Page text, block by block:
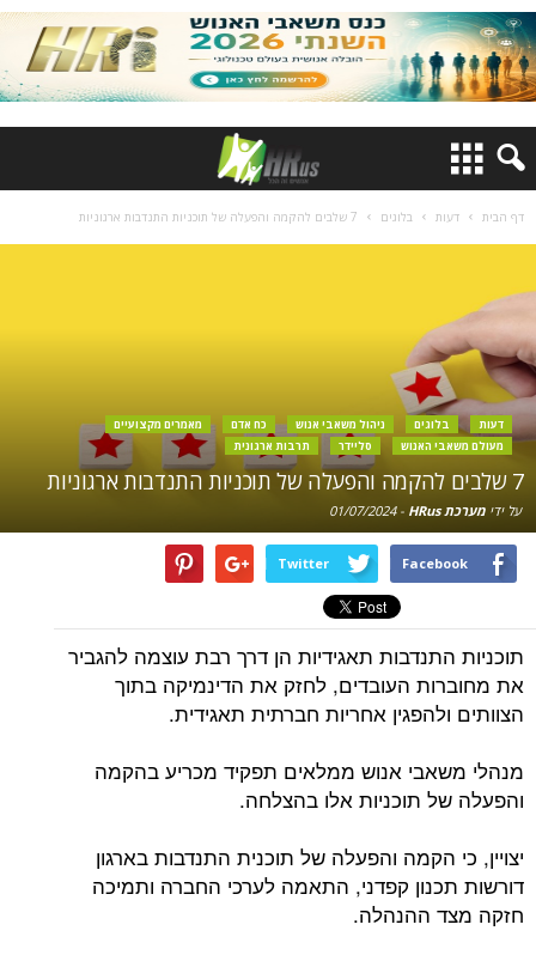
דף הבית דעות בלוגים 7 שלבים להקמה והפעלה של תוכניות התנדבות ארגוניות
דעות בלוגים ניהול משאבי אנוש כח אדם
מאמרים מקצועיים
מעולם משאבי האנוש
סליידר תרבות ארגונית
7 שלבים להקמה והפעלה של תוכניות התנדבות ארגוניות
על ידי מערכת HRus -
01/07/2024
Facebook
Twitter
תוכניות התנדבות תאגידיות הן דרך רבת עוצמה להגביר
את מחוברות העובדים, לחזק את הדינמיקה בתוך
הצוותים ולהפגין אחריות חברתית תאגידית.
מנהלי משאבי אנוש ממלאים תפקיד מכריע בהקמה
והפעלה של תוכניות אלו בהצלחה.
יצויין, כי הקמה והפעלה של תוכנית התנדבות בארגון
דורשות תכנון קפדני, התאמה לערכי החברה ותמיכה
חזקה מצד ההנהלה.